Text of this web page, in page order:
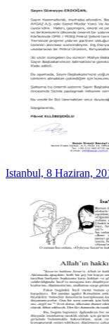
Istanbul, 8 Haziran,